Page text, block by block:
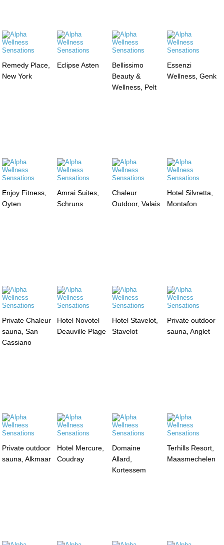
Remedy Place,
New York
Eclipse Asten
Bellissimo
Beauty &
Wellness, Pelt
Essenzi
Wellness, Genk
Enjoy Fitness,
Oyten
Amrai Suites,
Schruns
Chaleur
Outdoor, Valais
Hotel Silvretta,
Montafon
Private Chaleur
sauna, San
Cassiano
Hotel Novotel
Deauville Plage
Hotel Stavelot,
Stavelot
Private outdoor
sauna, Anglet
Private outdoor
sauna, Alkmaar
Hotel Mercure,
Coudray
Domaine
Allard,
Kortessem
Terhills Resort,
Maasmechelen